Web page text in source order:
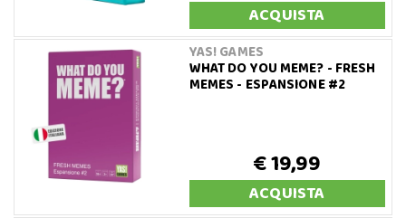
ACQUISTA
YAS! GAMES
WHAT DO YOU MEME? - FRESH
MEMES - ESPANSIONE #2
€ 19,99
ACQUISTA